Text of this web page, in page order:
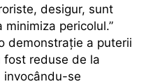
desigur, sunt
pericolul.”
demonstrație a puterii
fost reduse de la
invocându-se